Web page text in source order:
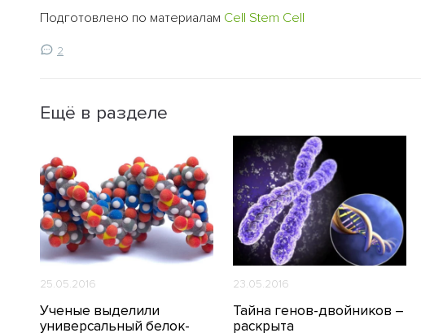
Подготовлено по материалам Cell Stem Cell
2
Ещё в разделе
25.05.2016
Ученые выделили
универсальный белок-
23.05.2016
Тайна генов-двойников –
раскрыта